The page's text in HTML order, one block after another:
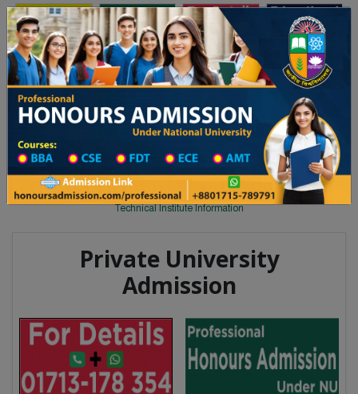
Toggle navigation অনার্স ভর্তি প্রফেশনাল অনার্স
Updates
২০২৫-২৬ শিক্ষাবর্ষের ১ম বর্ষের ভর্তি আবেদন বিজ্ঞপ্তি ঢাকা বিশ্ববিদ্যালয় ২০২৫-২৬
Technical Institute in Shariatpur
Technical Institute List
Technical Institute Information
Private University
Admission